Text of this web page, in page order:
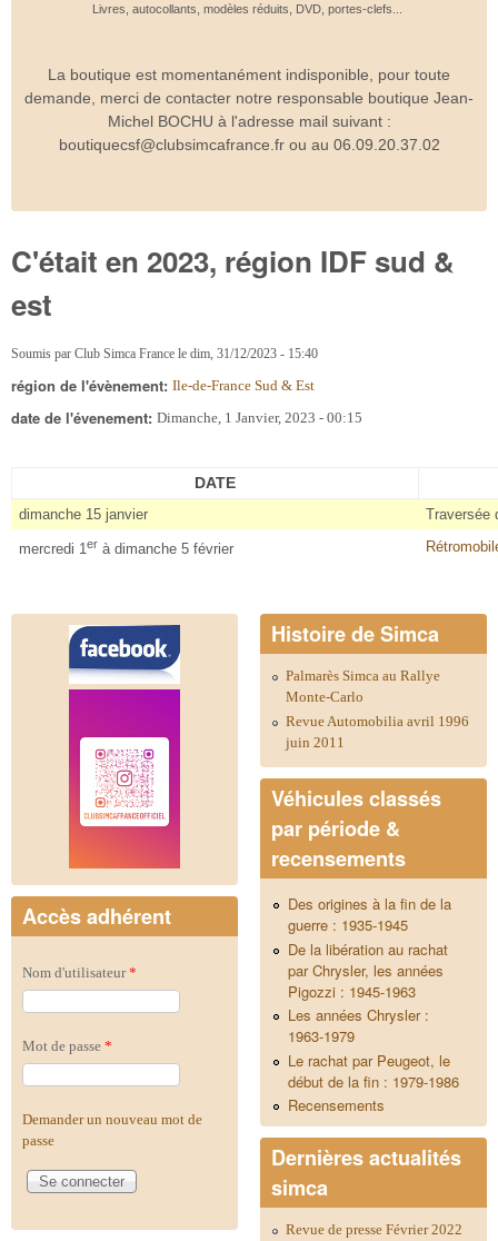
Livres, autocollants, modèles réduits, DVD, portes-clefs...
La boutique est momentanément indisponible, pour toute
demande, merci de contacter notre responsable boutique Jean-
Michel BOCHU à l'adresse mail suivant :
boutiquecsf@clubsimcafrance.fr ou au 06.09.20.37.02
C'était en 2023, région IDF sud &
est
Soumis par Club Simca France le dim, 31/12/2023 - 15:40
région de l'évènement: Ile-de-France Sud & Est
date de l'évenement: Dimanche, 1 Janvier, 2023 - 00:15
DATE
dimanche 15 janvier Traversée
mercredi 1 er à dimanche 5 février
Accès adhérent
Nom d'utilisateur*
Mot de passe *
Demander un nouveau mot de
passe
Histoire de Simca
Palmarès Simca au Rallye
Monte-Carlo
Revue Automobilia avril 1996
juin 2011
Véhicules classés
par période &
recensements
Des origines à la fin de la
guerre : 1935-1945
De la libération au rachat
par Chrysler, les années
Pigozzi : 1945-1963
Les années Chrysler :
1963-1979
Le rachat par Peugeot, le
début de la fin : 1979-1986
Recensements
Dernières actualités
simca
Revue de presse Février 2022